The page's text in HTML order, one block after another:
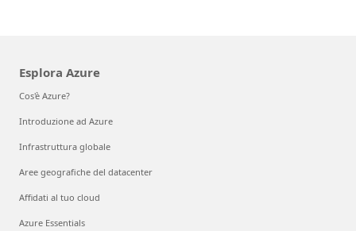
Esplora Azure
Cos'è Azure?
Introduzione ad Azure
Infrastruttura globale
Aree geografiche del datacenter
Affidati al tuo cloud
Azure Essentials